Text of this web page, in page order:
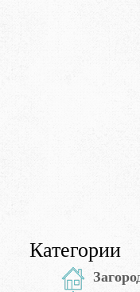
Категории